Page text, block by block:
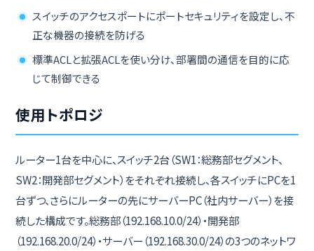
スイッチのアクセスポートにポートセキュリティを設定し、不
正な機器の接続を防げる
標準ACLと拡張ACLを使い分け、部署間の通信を目的に応
じて制御できる
使用トポロジ
ルーター1台を中心に、スイッチ2台（SW1：総務部セグメント、
SW2：開発部セグメント）をそれぞれ接続し、各スイッチにPCを1
台ずつ、さらにルーターの先にサーバーPC（社内サーバー）を接
続した構成です。総務部（192.168.10.0/24）・開発部
（192.168.20.0/24）・サーバー（192.168.30.0/24）の3つのネットワ